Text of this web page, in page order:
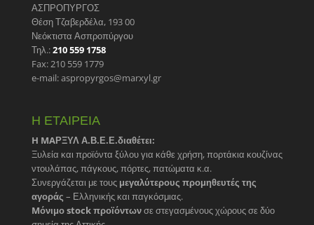
ΑΣΠΡΟΠΥΡΓΟΣ
Θέση Τζαβερδέλα, 193 00
Νεόκτιστα Ασπροπύργου
Τηλ.:210 559 1758
Fax: 210 559 1779
e-mail: aspropyrgos@marxyl.gr
Η ΕΤΑΙΡΕΙΑ
H MAΡΞΥΛ Α.Β.Ε.Ε.διαθέτει:
Ξυλεία και προϊόντα ξύλου για κάθε χρήση, πορτάκια κουζίνας
ντουλάπας, πάγκους, πόρτες, πατώματα κ.α.
Συνεργάζεται με τους μεγαλύτερους προμηθευτές της
αγοράς – Ελληνικής και παγκόσμιας.
Mόνιμο stock προϊόντωνσε στεγασμένους χώρους σε δύο